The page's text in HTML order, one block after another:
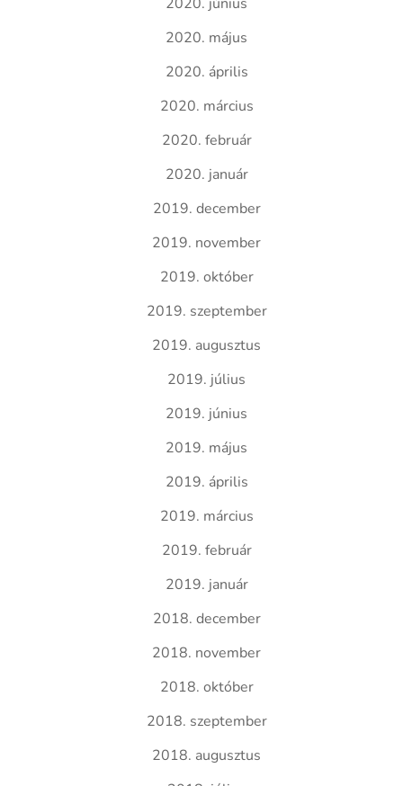
2020. május
2020. április
2020. március
2020. február
2020. január
2019. december
2019. november
2019. október
2019. szeptember
2019. augusztus
2019. július
2019. június
2019. május
2019. április
2019. március
2019. február
2019. január
2018. december
2018. november
2018. október
2018. szeptember
2018. augusztus